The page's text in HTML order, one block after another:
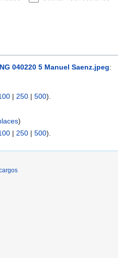
040220 5 Manuel Saenz.jpeg:
| 250 | 500).
)
| 250 | 500).